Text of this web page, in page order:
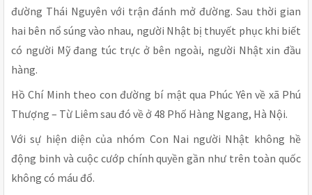
đường Thái Nguyên với trận đánh mở đường. Sau thời gian
hai bên nổ súng vào nhau, người Nhật bị thuyết phục khi biết
có người Mỹ đang túc trực ở bên ngoài, người Nhật xin đầu
hàng.
Hồ Chí Minh theo con đường bí mật qua Phúc Yên về xã Phú
Thượng – Từ Liêm sau đó về ở 48 Phố Hàng Ngang, Hà Nội.
Với sự hiện diện của nhóm Con Nai người Nhật không hề
động binh và cuộc cướp chính quyền gần như trên toàn quốc
không có máu đổ.